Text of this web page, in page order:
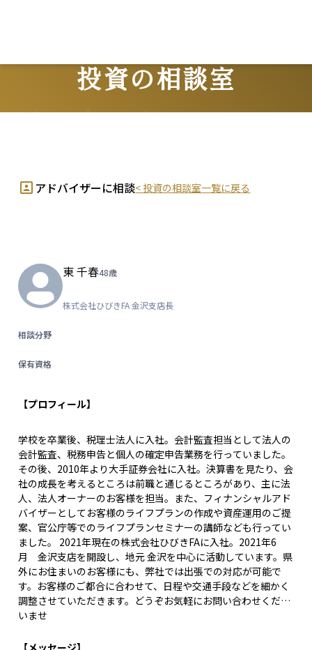
投資の相談室
Advisors
アドバイザーに相談< 投資の相談室一覧に戻る
東 千春48歳
株式会社ひびきFA 金沢支店長
相談分野
保有資格
【プロフィール】
学校を卒業後、税理士法人に入社。会計監査担当として法人の
会計監査、税務申告と個人の確定申告業務を行っていました。
その後、2010年より大手証券会社に入社。決算書を見たり、会
社の成長を考えるところは前職と通じるところがあり、主に法
人、法人オーナーのお客様を担当。また、フィナンシャルアド
バイザーとしてお客様のライフプランの作成や資産運用のご提
案、官公庁等でのライフプランセミナーの講師なども行ってい
ました。 2021年現在の株式会社ひびきFAに入社。2021年6
月 金沢支店を開設し、地元 金沢を中心に活動しています。県
外にお住まいのお客様にも、弊社では出張での対応が可能で
す。お客様のご都合に合わせて、日程や交通手段などを細かく
調整させていただきます。どうぞお気軽にお問い合わせくださ
いませ
【メッセージ】